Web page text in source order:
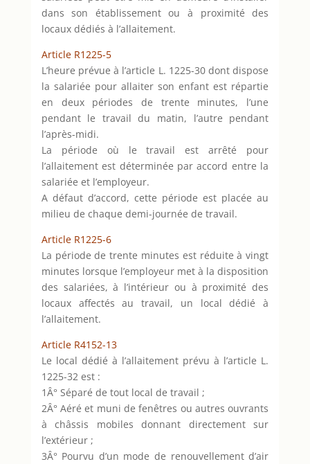
dans son établissement ou à proximité des
locaux dédiés à l’allaitement.
Article R1225-5
L’heure prévue à l’article L. 1225-30 dont dispose
la salariée pour allaiter son enfant est répartie
en deux périodes de trente minutes, l’une
pendant le travail du matin, l’autre pendant
l’après-midi.
La période où le travail est arrêté pour
l’allaitement est déterminée par accord entre la
salariée et l’employeur.
A défaut d’accord, cette période est placée au
milieu de chaque demi-journée de travail.
Article R1225-6
La période de trente minutes est réduite à vingt
minutes lorsque l’employeur met à la disposition
des salariées, à l’intérieur ou à proximité des
locaux affectés au travail, un local dédié à
l’allaitement.
Article R4152-13
Le local dédié à l’allaitement prévu à l’article L.
1225-32 est :
1Â° Séparé de tout local de travail ;
2Â° Aéré et muni de fenêtres ou autres ouvrants
à châssis mobiles donnant directement sur
l’extérieur ;
3Â° Pourvu d’un mode de renouvellement d’air